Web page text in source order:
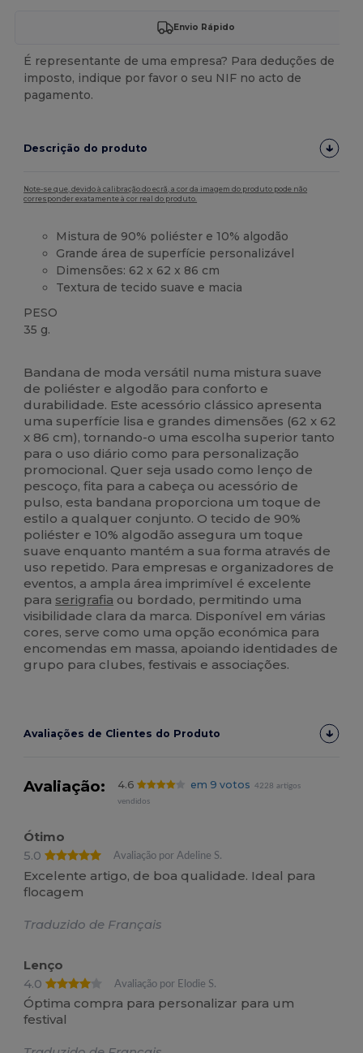
Envio Rápido
É representante de uma empresa? Para deduções de
imposto, indique por favor o seu NIF no acto de
pagamento.
Descrição do produto
Note-se que, devido à calibração do ecrã, a cor da imagem do produto pode não
corresponder exatamente à cor real do produto.
Mistura de 90% poliéster e 10% algodão
Grande área de superfície personalizável
Dimensões: 62 x 62 x 86 cm
Textura de tecido suave e macia
PESO
35 g.
Bandana de moda versátil numa mistura suave
de poliéster e algodão para conforto e
durabilidade. Este acessório clássico apresenta
uma superfície lisa e grandes dimensões (62 x 62
x 86 cm), tornando-o uma escolha superior tanto
para o uso diário como para personalização
promocional. Quer seja usado como lenço de
pescoço, fita para a cabeça ou acessório de
pulso, esta bandana proporciona um toque de
estilo a qualquer conjunto. O tecido de 90%
poliéster e 10% algodão assegura um toque
suave enquanto mantém a sua forma através de
uso repetido. Para empresas e organizadores de
eventos, a ampla área imprimível é excelente
para serigrafia ou bordado, permitindo uma
visibilidade clara da marca. Disponível em várias
cores, serve como uma opção económica para
encomendas em massa, apoiando identidades de
grupo para clubes, festivais e associações.
Avaliações de Clientes do Produto
Avaliação: 4.6 em 9 votos
4228 artigos
vendidos
Ótimo
5.0
Avaliação por Adeline S.
Excelente artigo, de boa qualidade. Ideal para
flocagem
Traduzido de Français
Lenço
4.0
Avaliação por Elodie S.
Óptima compra para personalizar para um
festival